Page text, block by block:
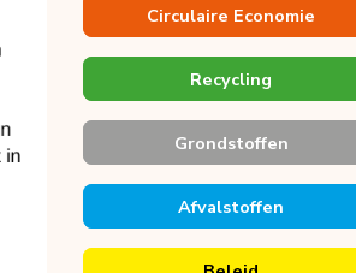
Circulaire Economie
Recycling
Grondstoffen
Afvalstoffen